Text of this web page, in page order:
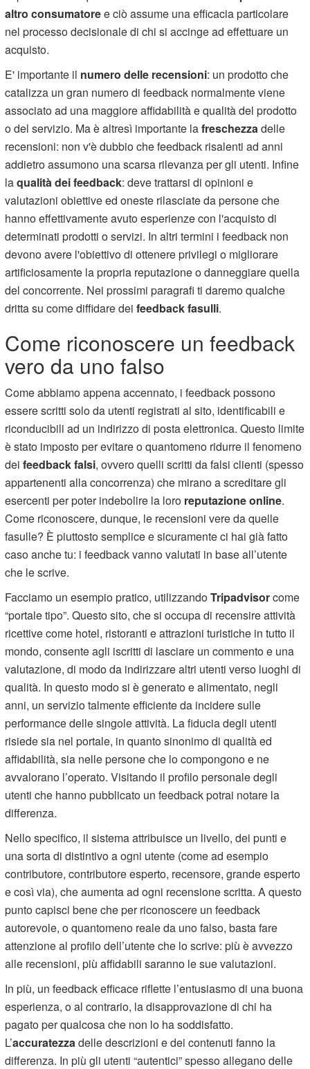
altro consumatoree ciò assume una efficacia particolare
nel processo decisionale di chi si accinge ad effettuare un
acquisto.
E' importante il numero delle recensioni: un prodotto che
catalizza un gran numero di feedback normalmente viene
associato ad una maggiore affidabilità e qualità del prodotto
o del servizio. Ma è altresì importante lafreschezza delle
recensioni: non v'è dubbio che feedback risalenti ad anni
addietro assumono una scarsa rilevanza per gli utenti. Infine
laqualità dei feedback: deve trattarsi di opinioni e
valutazioni obiettive ed oneste rilasciate da persone che
hanno effettivamente avuto esperienze con l'acquisto di
determinati prodotti o servizi. In altri termini i feedback non
devono avere l'obiettivo di ottenere privilegi o migliorare
artificiosamente la propria reputazione o danneggiare quella
del concorrente. Nei prossimi paragrafi ti daremo qualche
dritta su come diffidare deifeedback fasulli.
Come riconoscere un feedback
vero da uno falso
Come abbiamo appena accennato, i feedback possono
essere scritti solo da utenti registrati al sito, identificabili e
riconducibili ad un indirizzo di posta elettronica. Questo limite
è stato imposto per evitare o quantomeno ridurre il fenomeno
deifeedback falsi, ovvero quelli scritti da falsi clienti (spesso
appartenenti alla concorrenza) che mirano a screditare gli
esercenti per poter indebolire la loro reputazione online.
Come riconoscere, dunque, le recensioni vere da quelle
fasulle? È piuttosto semplice e sicuramente ci hai già fatto
caso anche tu: i feedback vanno valutati in base all’utente
che le scrive.
Facciamo un esempio pratico, utilizzandoTripadvisorcome
“portale tipo”. Questo sito, che si occupa di recensire attività
ricettive come hotel, ristoranti e attrazioni turistiche in tutto il
mondo, consente agli iscritti di lasciare un commento e una
valutazione, di modo da indirizzare altri utenti verso luoghi di
qualità. In questo modo si è generato e alimentato, negli
anni, un servizio talmente efficiente da incidere sulle
performance delle singole attività. La fiducia degli utenti
risiede sia nel portale, in quanto sinonimo di qualità ed
affidabilità, sia nelle persone che lo compongono e ne
avvalorano l’operato. Visitando il profilo personale degli
utenti che hanno pubblicato un feedback potrai notare la
differenza.
Nello specifico, il sistema attribuisce un livello, dei punti e
una sorta di distintivo a ogni utente (come ad esempio
contributore, contributore esperto, recensore, grande esperto
e così via), che aumenta ad ogni recensione scritta. A questo
punto capisci bene che per riconoscere un feedback
autorevole, o quantomeno reale da uno falso, basta fare
attenzione al profilo dell’utente che lo scrive: più è avvezzo
alle recensioni, più affidabili saranno le sue valutazioni.
In più, un feedback efficace riflette l’entusiasmo di una buona
esperienza, o al contrario, la disapprovazione di chi ha
pagato per qualcosa che non lo ha soddisfatto.
L’accuratezza delle descrizioni e dei contenuti fanno la
differenza. In più gli utenti “autentici” spesso allegano delle